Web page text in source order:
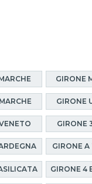
GIRONE
GIRONE
GIRONE
GIRONE
GIRONE 4